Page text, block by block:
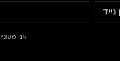
אני